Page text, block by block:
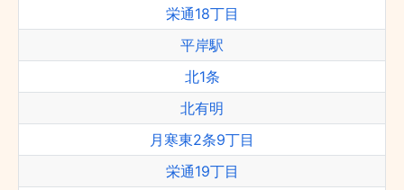
栄通18丁目
平岸駅
北1条
北有明
月寒東2条9丁目
栄通19丁目